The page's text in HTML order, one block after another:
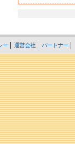
ー 運営会社 パートナー